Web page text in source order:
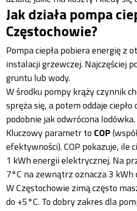
Jak działa pompa
Częstochowie?
Pompa ciepła pobiera energię z
instalacji grzewczej. Najczęściej
gruntu lub wody.
W środku pompy krąży czynnik
spręża się, a potem oddaje ciepło
podobnie jak odwrócona lodówka.
Kluczowy parametr to COP
efektywności). COP pokazuje, ile
1 kWh energii elektrycznej. Na
7°C na zewnątrz oznacza 3 kWh
W Częstochowie zimą często
do +5°C. To dobry zakres dla